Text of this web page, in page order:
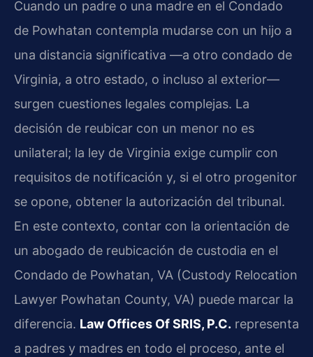
Cuando un padre o una madre en el Condado
de Powhatan contempla mudarse con un hijo a
una distancia significativa —a otro condado de
Virginia, a otro estado, o incluso al exterior—
surgen cuestiones legales complejas. La
decisión de reubicar con un menor no es
unilateral; la ley de Virginia exige cumplir con
requisitos de notificación y, si el otro progenitor
se opone, obtener la autorización del tribunal.
En este contexto, contar con la orientación de
un abogado de reubicación de custodia en el
Condado de Powhatan, VA (Custody Relocation
Lawyer Powhatan County, VA) puede marcar la
diferencia. Law Offices Of SRIS, P.C. representa
a padres y madres en todo el proceso, ante el